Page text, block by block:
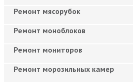
Ремонт мясорубок
Ремонт моноблоков
Ремонт мониторов
Ремонт морозильных камер